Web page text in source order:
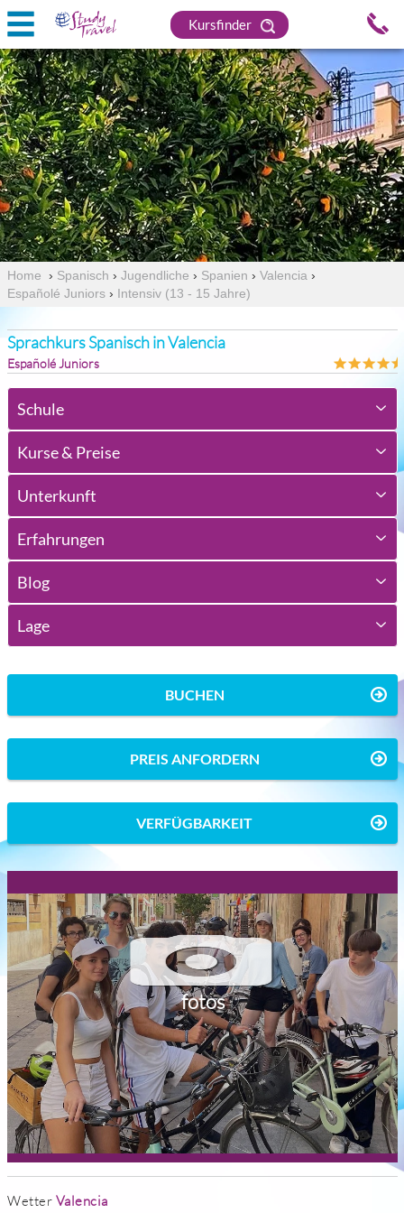
Kursfinder
Home › Spanisch › Jugendliche › Spanien › Valencia ›
Españolé Juniors › Intensiv (13 - 15 Jahre)
Sprachkurs Spanisch in Valencia
Españolé Juniors
Schule
Kurse & Preise
Unterkunft
Erfahrungen
Blog
Lage
BUCHEN
PREIS ANFORDERN
VERFÜGBARKEIT
fotos
Wetter Valencia